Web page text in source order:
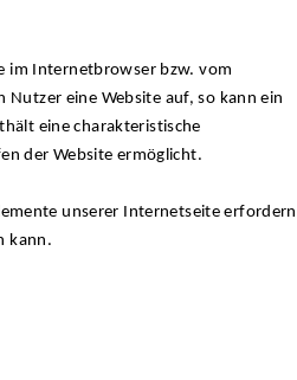
im Internetbrowser bzw. vom
eine Website auf, so kann ein
eine charakteristische
der Website ermöglicht.
unserer Internetseite erfordern
kann.